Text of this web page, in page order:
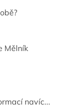
Mělník
navíc...